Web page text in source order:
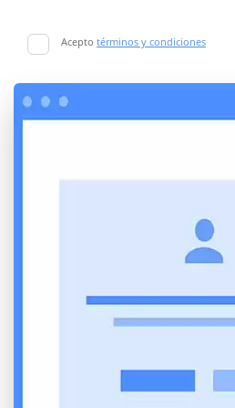
Acepto términos y condiciones